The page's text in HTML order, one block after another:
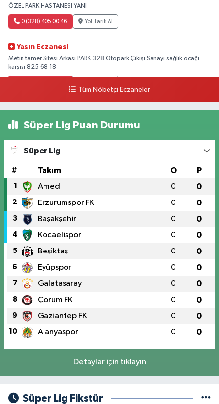
ÖZEL PARK HASTANESI YANI
0 (328) 405 00 46 Yol Tarifi Al
Yasın Eczanesi
Metin tamer Sitesi Arkası PARK 328 Otopark Çıkışı Sanayi sağlık ocağı
karşısı 825 68 18
Tüm Nöbetçi Eczaneler
Süper Lig Puan Durumu
Süper Lig
# Takım O P
1 Amed 0 0
2 Erzurumspor FK 0 0
3 Başakşehir 0 0
4 Kocaelispor 0 0
5 Beşiktaş 0 0
6 Eyüpspor 0 0
7 Galatasaray 0 0
8 Çorum FK 0 0
9 Gaziantep FK 0 0
10 Alanyaspor 0 0
Detaylar için tıklayın
Süper Lig Fikstür